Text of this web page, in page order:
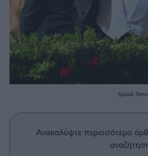
Parenting
Real Women
Πρόσωπα
Who
True Stories
Splash News
Ανακαλύψτε περισσότερα